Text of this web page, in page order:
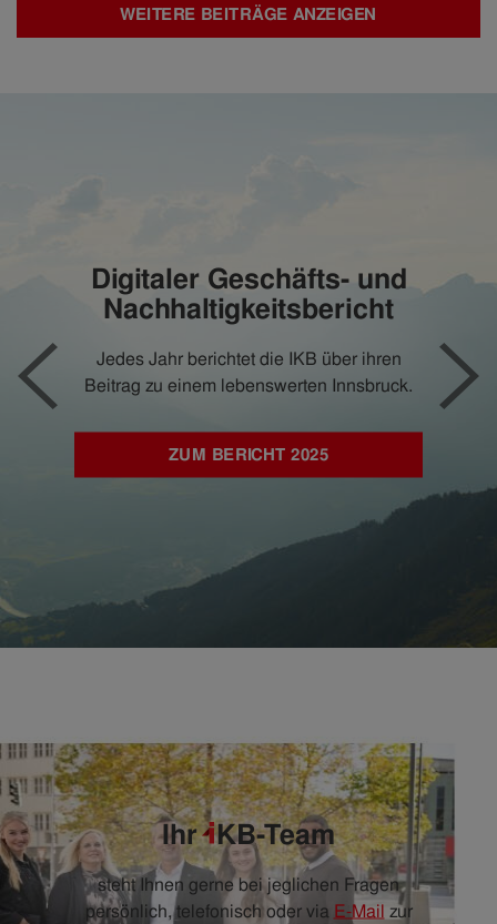
WEITERE BEITRÄGE ANZEIGEN
Digitaler Geschäfts- und
Nachhaltigkeitsbericht
Jedes Jahr berichtet die IKB über ihren
Beitrag zu einem lebenswerten Innsbruck.
ZUM BERICHT 2025
IhriKB-Team
steht Ihnen gerne bei jeglichen Fragen
persönlich, telefonisch oder via E-Mail zur